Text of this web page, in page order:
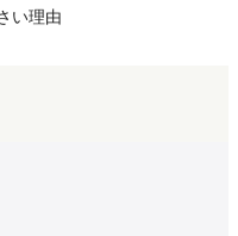
い理由